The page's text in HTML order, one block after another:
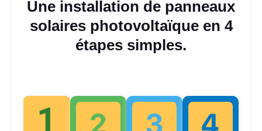
Une installation de panneaux
solaires photovoltaïque en 4
étapes simples.